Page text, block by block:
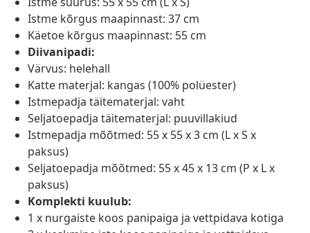
Istme kõrgus maapinnast: 37 cm
Käetoe kõrgus maapinnast: 55 cm
Diivanipadi:
Värvus: helehall
Katte materjal: kangas (100% polüester)
Istmepadja täitematerjal: vaht
Seljatoepadja täitematerjal: puuvillakiud
Istmepadja mõõtmed: 55 x 55 x 3 cm (L x S x
paksus)
Seljatoepadja mõõtmed: 55 x 45 x 13 cm (P x L x
paksus)
Komplekti kuulub:
1 x nurgaiste koos panipaiga ja vettpidava kotiga